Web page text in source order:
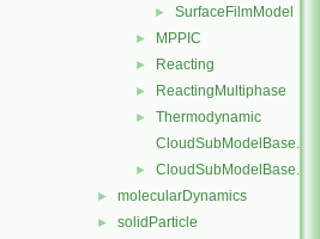
► SurfaceFilmModel
► MPPIC
► Reacting
► ReactingMultiphase
►
Thermodynamic
CloudSubModelBase.C
► CloudSubModelBase.H
► molecularDynamics
► solidParticle